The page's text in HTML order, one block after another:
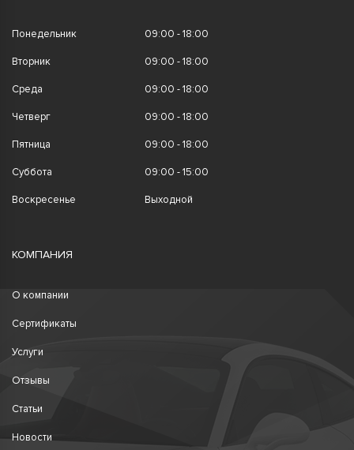
Понедельник 09:00 - 18:00
Вторник 09:00 - 18:00
Среда 09:00 - 18:00
Четверг 09:00 - 18:00
Пятница 09:00 - 18:00
Суббота 09:00 - 15:00
Воскресенье Выходной
КОМПАНИЯ
О компании
Сертификаты
Услуги
Отзывы
Статьи
Новости